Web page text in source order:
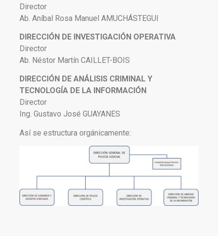
Director
Ab. Aníbal Rosa Manuel AMUCHÁSTEGUI
DIRECCIÓN DE INVESTIGACIÓN OPERATIVA
Director
Ab. Néstor Martín CAILLET-BOIS
DIRECCIÓN DE ANÁLISIS CRIMINAL Y
TECNOLOGÍA DE LA INFORMACIÓN
Director
Ing. Gustavo José GUAYANES
Así se estructura orgánicamente: